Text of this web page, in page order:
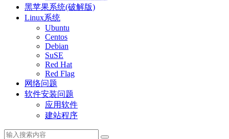
黑苹果系统(破解版)
Linux系统
Ubuntu
Centos
Debian
SuSE
Red Hat
Red Flag
网络问题
软件安装问题
应用软件
建站程序